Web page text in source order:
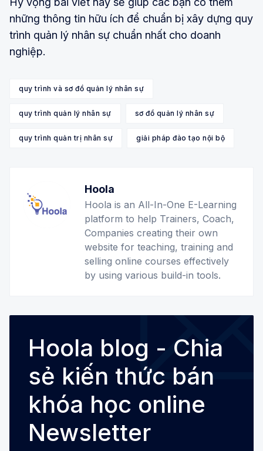
những thông tin hữu ích để chuẩn bị xây dựng quy
trình quản lý nhân sự chuẩn nhất cho doanh
nghiệp.
quy trình và sơ đồ quản lý nhân sự
quy trình quản lý nhân sự sơ đồ quản lý nhân sự
quy trình quản trị nhân sự giải pháp đào tạo nội bộ
Hoola
Hoola is an All-In-One E-Learning
platform to help Trainers, Coach,
Companies creating their own
website for teaching, training and
selling online courses effectively
by using various build-in tools.
Hoola blog - Chia
sẻ kiến thức bán
khóa học online
Newsletter